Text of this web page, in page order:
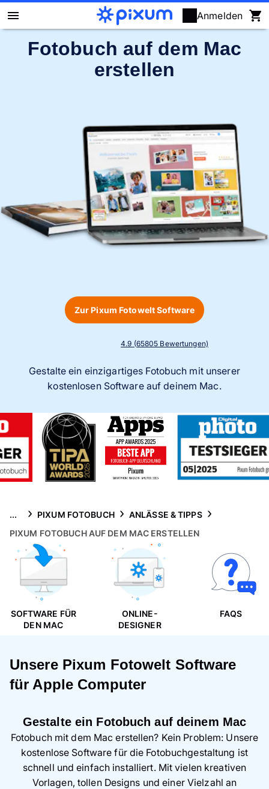
Anmelden
Pixum Fotobuch
Fotopuzzle
Grußkarten
Reisekollektion
Fotobuch auf dem Mac
erstellen
4.9 (65805 Bewertungen)
Gestalte ein einzigartiges Fotobuch mit unserer
kostenlosen Software auf deinem Mac.
Zur Pixum Fotowelt Software
... PIXUM FOTOBUCH
ANLÄSSE & TIPPS
PIXUM FOTOBUCH AUF DEM MAC ERSTELLEN
SOFTWARE FÜR
DEN MAC
ONLINE-
DESIGNER
FAQS
Unsere Pixum Fotowelt Software
für Apple Computer
Gestalte ein Fotobuch auf deinem Mac
Fotobuch mit dem Mac erstellen? Kein Problem: Unsere
kostenlose Software für die Fotobuchgestaltung ist
schnell und einfach installiert. Mit vielen kreativen
Vorlagen, tollen Designs und einer Vielzahl an